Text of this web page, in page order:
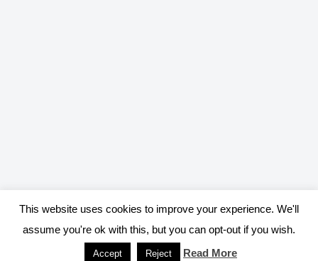
This website uses cookies to improve your experience. We'll
assume you're ok with this, but you can opt-out if you wish.
Accept Reject Read More